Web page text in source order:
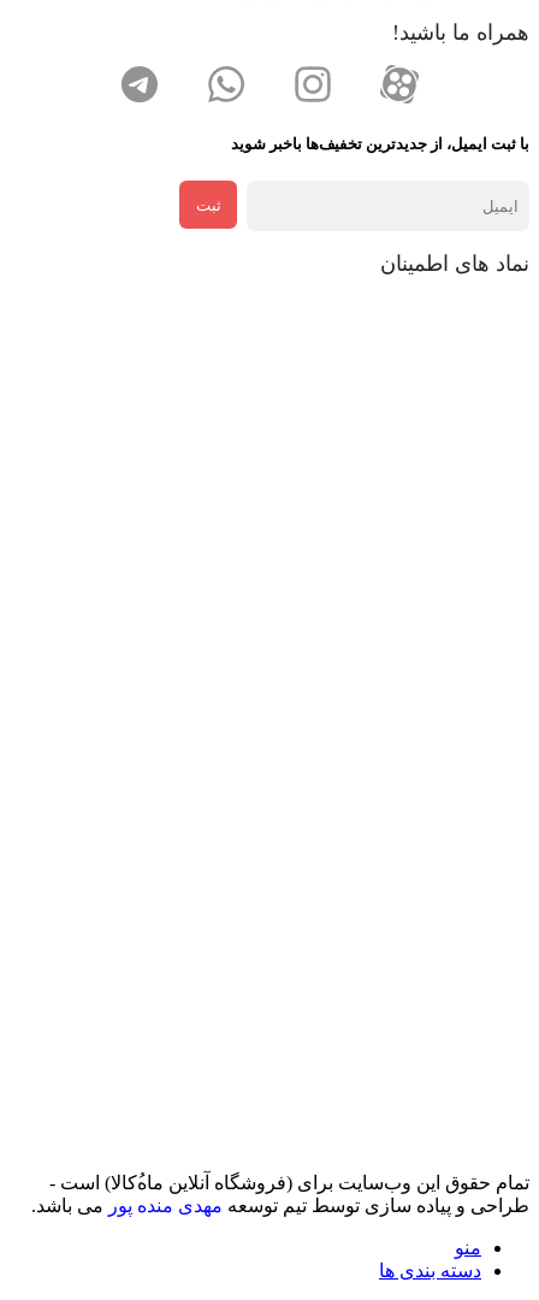
همراه ما باشید!
با ثبت ایمیل، از جدید‌ترین تخفیف‌ها با‌خبر شوید
ثبت
نماد های اطمینان
تمام حقوق اين وب‌سايت برای (فروشگاه آنلاین ماه‌‌‌‌‌‌ُکالا) است -
طراحی و پیاده سازی توسط تیم توسعه مهدی منده پور می باشد.
منو
دسته بندی ها